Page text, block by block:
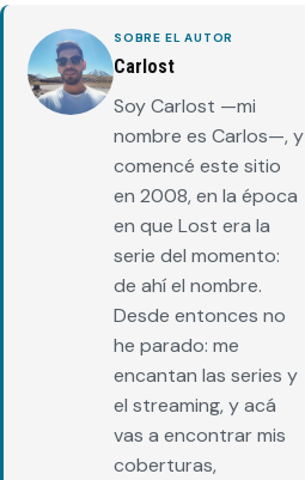
SOBRE EL AUTOR
Carlost
Soy Carlost —mi
nombre es Carlos—, y
comencé este sitio
en 2008, en la época
en que Lost era la
serie del momento:
de ahí el nombre.
Desde entonces no
he parado: me
encantan las series y
el streaming, y acá
vas a encontrar mis
coberturas,